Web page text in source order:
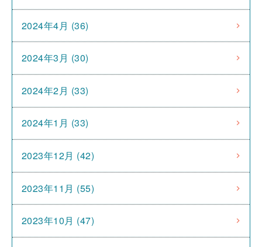
2024年4月 (36)
2024年3月 (30)
2024年2月 (33)
2024年1月 (33)
2023年12月 (42)
2023年11月 (55)
2023年10月 (47)